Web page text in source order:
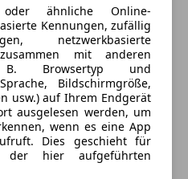
oder ähnliche Online-
Kennungen, zufällig
netzwerkbasierte
mit anderen
Browsertyp und
Bildschirmgröße,
usw.) auf Ihrem Endgerät
ausgelesen werden, um
wenn es eine App
Dies geschieht für
hier aufgeführten